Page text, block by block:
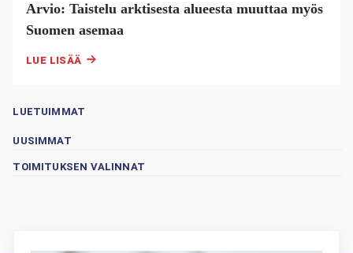
Arvio: Taistelu arktisesta alueesta muuttaa myös
Suomen asemaa
LUE LISÄÄ
LUETUIMMAT
UUSIMMAT
TOIMITUKSEN VALINNAT